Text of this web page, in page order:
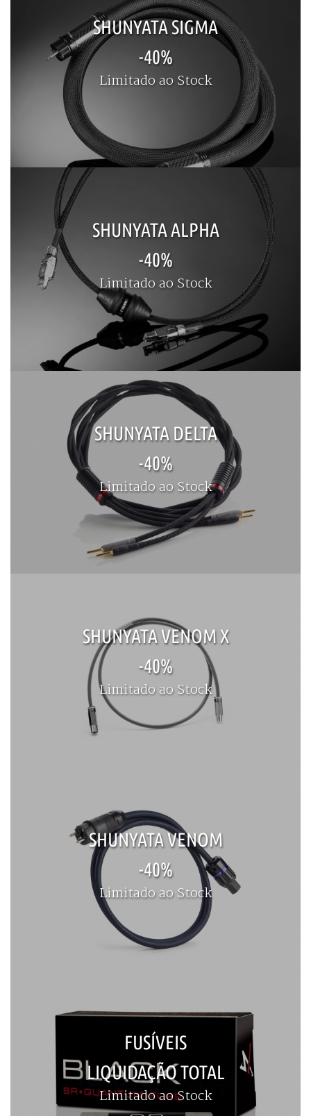
SHUNYATA SIGMA
-40%
Limitado ao Stock
SHUNYATA ALPHA
-40%
Limitado ao Stock
SHUNYATA DELTA
-40%
Limitado ao Stock
SHUNYATA VENOM X
-40%
Limitado ao Stock
SHUNYATA VENOM
-40%
Limitado ao Stock
FUSÍVEIS
LIQUIDAÇÃO TOTAL
Limitado ao Stock